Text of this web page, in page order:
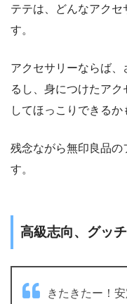
テテは、どんなアク
す。
アクセサリーならば
るし、身につけたア
してほっこりできるか
残念ながら無印良品
す。
高級志向、グッ
きたきたー！